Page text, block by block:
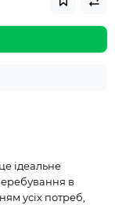
ідеальне
в
усіх потреб,